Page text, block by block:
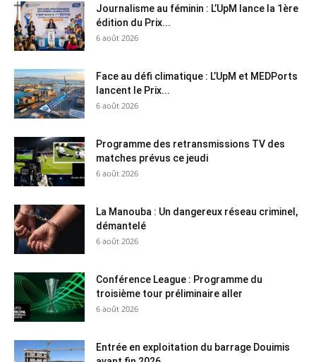
Journalisme au féminin : L’UpM lance la 1ère
édition du Prix...
6 août 2026
Face au défi climatique : L’UpM et MEDPorts
lancent le Prix...
6 août 2026
Programme des retransmissions TV des
matches prévus ce jeudi
6 août 2026
La Manouba : Un dangereux réseau criminel,
démantelé
6 août 2026
Conférence League : Programme du
troisième tour préliminaire aller
6 août 2026
Entrée en exploitation du barrage Douimis